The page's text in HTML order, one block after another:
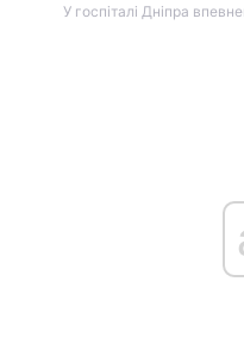
У госпіталі Дніпра